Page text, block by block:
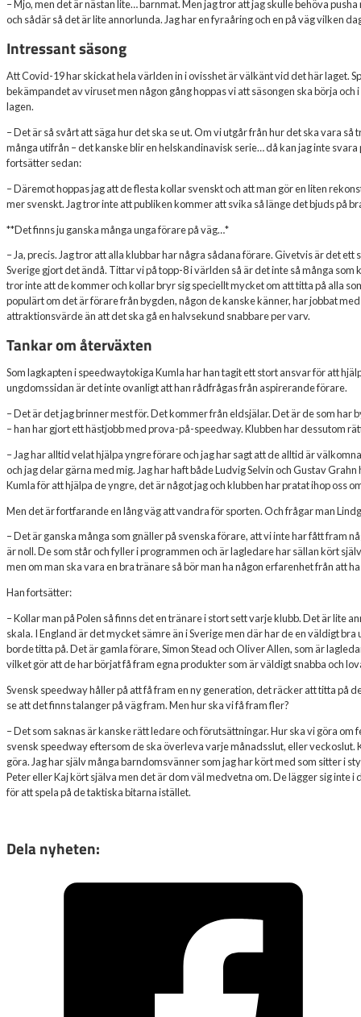
– Mjo, men det är nästan lite… barnmat. Men jag tror att jag skulle behöva
och sådär så det är lite annorlunda. Jag har en fyraåring och en på väg vilken
Intressant säsong
Att Covid-19 har skickat hela världen in i ovisshet är välkänt vid det här laget.
bekämpandet av viruset men någon gång hoppas vi att säsongen ska börja
lagen.
– Det är så svårt att säga hur det ska se ut. Om vi utgår från hur det ska vara
många utifrån – det kanske blir en helskandinavisk serie… då kan jag inte
fortsätter sedan:
– Däremot hoppas jag att de flesta kollar svenskt och att man gör en liten
mer svenskt. Jag tror inte att publiken kommer att svika så länge det bjuds på
**Det finns ju ganska många unga förare på väg…*
– Ja, precis. Jag tror att alla klubbar har några sådana förare. Givetvis är det
Sverige gjort det ändå. Tittar vi på topp-8 i världen så är det inte så många som
tror inte att de kommer och kollar bryr sig speciellt mycket om att titta på alla
populärt om det är förare från bygden, någon de kanske känner, har jobbat
attraktionsvärde än att det ska gå en halvsekund snabbare per varv.
Tankar om återväxten
Som lagkapten i speedwaytokiga Kumla har han tagit ett stort ansvar för att
ungdomssidan är det inte ovanligt att han rådfrågas från aspirerande förare.
– Det är det jag brinner mest för. Det kommer från eldsjälar. Det är de som har
– han har gjort ett hästjobb med prova-på-speedway. Klubben har dessutom
– Jag har alltid velat hjälpa yngre förare och jag har sagt att de alltid är
och jag delar gärna med mig. Jag har haft både Ludvig Selvin och Gustav
Kumla för att hjälpa de yngre, det är något jag och klubben har pratat ihop oss
Men det är fortfarande en lång väg att vandra för sporten. Och frågar man
– Det är ganska många som gnäller på svenska förare, att vi inte har fått fram
är noll. De som står och fyller i programmen och är lagledare har sällan kört
men om man ska vara en bra tränare så bör man ha någon erfarenhet från att
Han fortsätter:
– Kollar man på Polen så finns det en tränare i stort sett varje klubb. Det är lite
skala. I England är det mycket sämre än i Sverige men där har de en väldigt
borde titta på. Det är gamla förare, Simon Stead och Oliver Allen, som är
vilket gör att de har börjat få fram egna produkter som är väldigt snabba och
Svensk speedway håller på att få fram en ny generation, det räcker att titta på
se att det finns talanger på väg fram. Men hur ska vi få fram fler?
– Det som saknas är kanske rätt ledare och förutsättningar. Hur ska vi göra om
svensk speedway eftersom de ska överleva varje månadsslut, eller veckoslut.
göra. Jag har själv många barndomsvänner som jag har kört med som sitter i
Peter eller Kaj kört själva men det är dom väl medvetna om. De lägger sig inte
för att spela på de taktiska bitarna istället.
Dela nyheten: